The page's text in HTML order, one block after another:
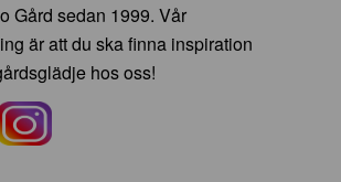
Gård sedan 1999. Vår
är att du ska finna inspiration
hos oss!